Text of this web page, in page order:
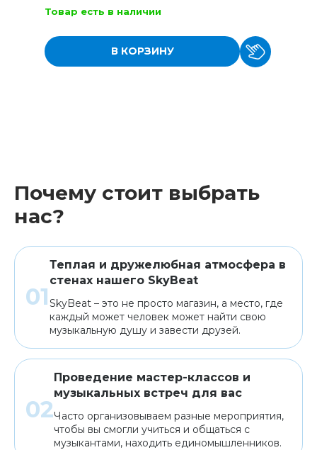
Товар есть в наличии
В КОРЗИНУ
Почему стоит выбрать
нас?
Теплая и дружелюбная атмосфера в
стенах нашего SkyBeat
SkyBeat – это не просто магазин, а место, где
каждый может человек может найти свою
музыкальную душу и завести друзей.
Проведение мастер-классов и
музыкальных встреч для вас
Часто организовываем разные мероприятия,
чтобы вы смогли учиться и общаться с
музыкантами, находить единомышленников.